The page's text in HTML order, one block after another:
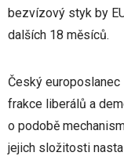
bezvízový styk by
dalších 18 měsíců.
Český
frakce liberálů a
o podobě
jejich složitosti